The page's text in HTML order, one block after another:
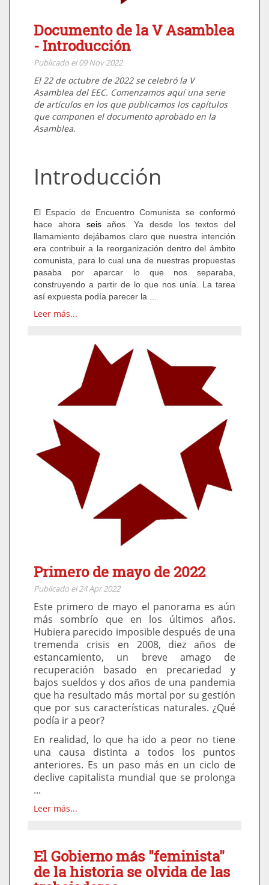
Documento de la V Asamblea
- Introducción
Publicado el 09 Nov 2022
El 22 de octubre de 2022 se celebró la V
Asamblea del EEC. Comenzamos aquí una serie
de artículos en los que publicamos los capítulos
que componen el documento aprobado en la
Asamblea.
Introducción
El Espacio de Encuentro Comunista se conformó
hace ahora seisaños. Ya desde los textos del
llamamiento dejábamos claro que nuestra intención
era contribuir a la reorganización dentro del ámbito
comunista, para lo cual una de nuestras propuestas
pasaba por aparcar lo que nos separaba,
construyendo a partir de lo que nos unía. La tarea
así expuesta podía parecer la ...
Leer más...
Primero de mayo de 2022
Publicado el 24 Apr 2022
Este primero de mayo el panorama es aún
más sombrío que en los últimos años.
Hubiera parecido imposible después de una
tremenda crisis en 2008, diez años de
estancamiento, un breve amago de
recuperación basado en precariedad y
bajos sueldos y dos años de una pandemia
que ha resultado más mortal por su gestión
que por sus características naturales. ¿Qué
podía ir a peor?
En realidad, lo que ha ido a peor no tiene
una causa distinta a todos los puntos
anteriores. Es un paso más en un ciclo de
declive capitalista mundial que se prolonga
...
Leer más...
El Gobierno más "feminista"
de la historia se olvida de las